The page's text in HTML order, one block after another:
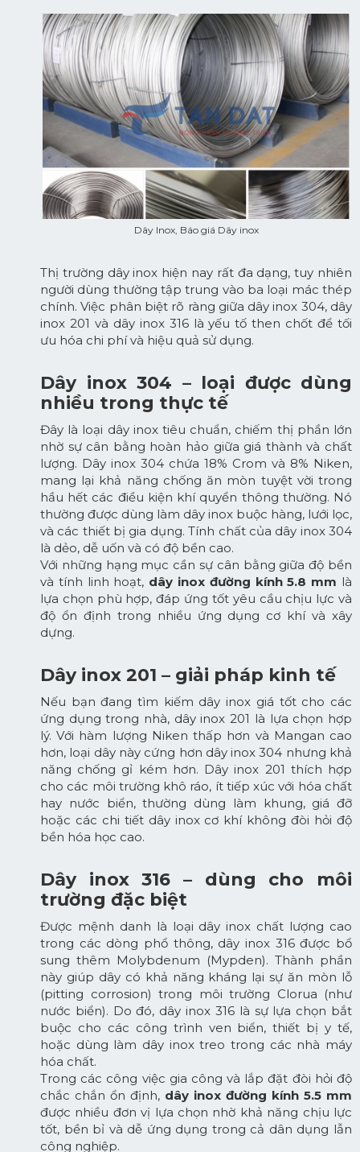
Dây Inox, Báo giá Dây inox
Thị trường dây inox hiện nay rất đa dạng, tuy nhiên
người dùng thường tập trung vào ba loại mác thép
chính. Việc phân biệt rõ ràng giữa dây inox 304, dây
inox 201 và dây inox 316 là yếu tố then chốt để tối
ưu hóa chi phí và hiệu quả sử dụng.
Dây inox 304 – loại được dùng
nhiều trong thực tế
Đây là loại dây inox tiêu chuẩn, chiếm thị phần lớn
nhờ sự cân bằng hoàn hảo giữa giá thành và chất
lượng. Dây inox 304 chứa 18% Crom và 8% Niken,
mang lại khả năng chống ăn mòn tuyệt vời trong
hầu hết các điều kiện khí quyển thông thường. Nó
thường được dùng làm dây inox buộc hàng, lưới lọc,
và các thiết bị gia dụng. Tính chất của dây inox 304
là dẻo, dễ uốn và có độ bền cao.
Với những hạng mục cần sự cân bằng giữa độ bền
và tính linh hoạt, dây inox đường kính 5.8 mm là
lựa chọn phù hợp, đáp ứng tốt yêu cầu chịu lực và
độ ổn định trong nhiều ứng dụng cơ khí và xây
dựng.
Dây inox 201 – giải pháp kinh tế
Nếu bạn đang tìm kiếm dây inox giá tốt cho các
ứng dụng trong nhà, dây inox 201 là lựa chọn hợp
lý. Với hàm lượng Niken thấp hơn và Mangan cao
hơn, loại dây này cứng hơn dây inox 304 nhưng khả
năng chống gỉ kém hơn. Dây inox 201 thích hợp
cho các môi trường khô ráo, ít tiếp xúc với hóa chất
hay nước biển, thường dùng làm khung, giá đỡ
hoặc các chi tiết dây inox cơ khí không đòi hỏi độ
bền hóa học cao.
Dây inox 316 – dùng cho môi
trường đặc biệt
Được mệnh danh là loại dây inox chất lượng cao
trong các dòng phổ thông, dây inox 316 được bổ
sung thêm Molybdenum (Mypden). Thành phần
này giúp dây có khả năng kháng lại sự ăn mòn lỗ
(pitting corrosion) trong môi trường Clorua (như
nước biển). Do đó, dây inox 316 là sự lựa chọn bắt
buộc cho các công trình ven biển, thiết bị y tế,
hoặc dùng làm dây inox treo trong các nhà máy
hóa chất.
Trong các công việc gia công và lắp đặt đòi hỏi độ
chắc chắn ổn định, dây inox đường kính 5.5 mm
được nhiều đơn vị lựa chọn nhờ khả năng chịu lực
tốt, bền bỉ và dễ ứng dụng trong cả dân dụng lẫn
công nghiệp.